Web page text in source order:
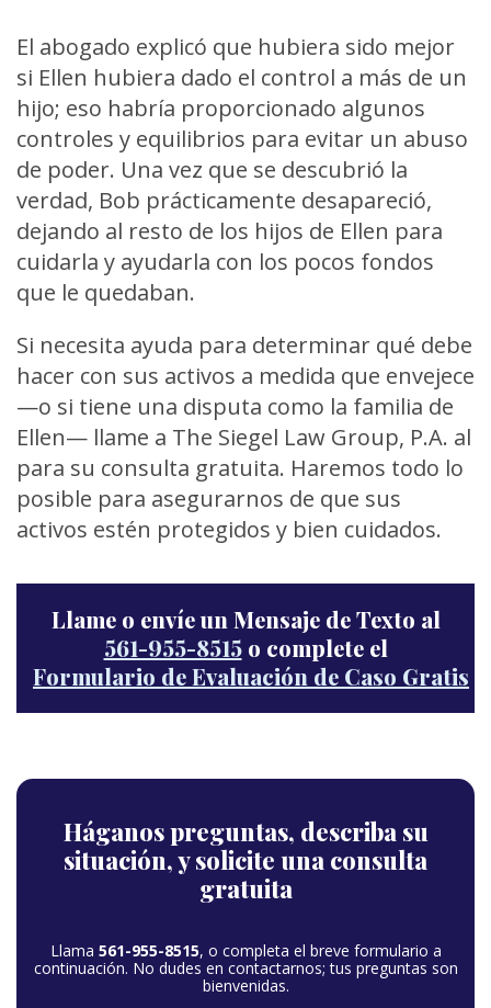
El abogado explicó que hubiera sido mejor
si Ellen hubiera dado el control a más de un
hijo; eso habría proporcionado algunos
controles y equilibrios para evitar un abuso
de poder. Una vez que se descubrió la
verdad, Bob prácticamente desapareció,
dejando al resto de los hijos de Ellen para
cuidarla y ayudarla con los pocos fondos
que le quedaban.
Si necesita ayuda para determinar qué debe
hacer con sus activos a medida que envejece
—o si tiene una disputa como la familia de
Ellen— llame a The Siegel Law Group, P.A. al
para su consulta gratuita. Haremos todo lo
posible para asegurarnos de que sus
activos estén protegidos y bien cuidados.
Llame o envíe un Mensaje de Texto al
561-955-8515o complete el
Formulario de Evaluación de Caso Gratis
Háganos preguntas, describa su
situación,y solicite una consulta
gratuita
Llama 561-955-8515, o completa el breve formulario a
continuación. No dudes en contactarnos; tus preguntas son
bienvenidas.